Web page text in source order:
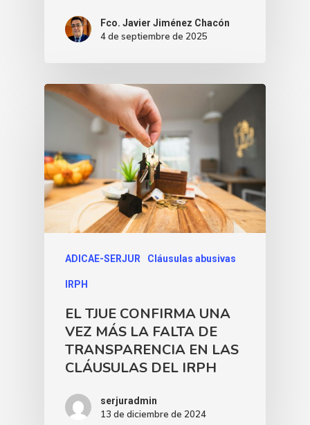
Fco. Javier Jiménez Chacón
4 de septiembre de 2025
ADICAE-SERJUR Cláusulas abusivas
IRPH
EL TJUE CONFIRMA UNA
VEZ MÁS LA FALTA DE
TRANSPARENCIA EN LAS
CLÁUSULAS DEL IRPH
serjuradmin
13 de diciembre de 2024